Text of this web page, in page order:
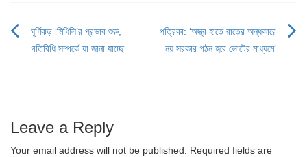
Post
ঘূর্ণিঝড় ‘মিধিলি’র প্রভাব শুরু,
গতিবিধি সম্পর্কে যা জানা যাচ্ছে
পত্রিকা: ‘অস্ত্র হাতে রাতের অন্ধকারে
নয় সরকার গঠন হবে ভোটের মাধ্যমে’
Leave a Reply
Your email address will not be published.
Required fields are